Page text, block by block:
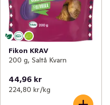
Fikon KRAV
200 g, Saltå Kvarn
44,96 kr
224,80 kr /kg